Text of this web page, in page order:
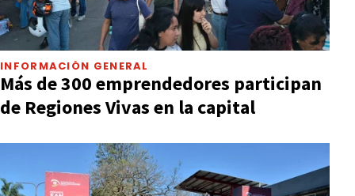
INFORMACIÓN GENERAL
Más de 300 emprendedores participan
de Regiones Vivas en la capital